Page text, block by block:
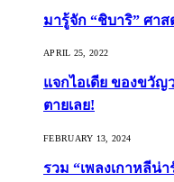
มารู้จัก “ชิบาริ” ศา
APRIL 25, 2022
แจกไอเดีย ของขวัญ
ตายเลย!
FEBRUARY 13, 2024
รวม “เพลงเกาหลีน่